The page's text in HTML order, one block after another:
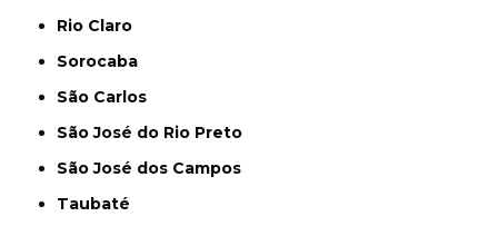
Rio Claro
Sorocaba
São Carlos
São José do Rio Preto
São José dos Campos
Taubaté